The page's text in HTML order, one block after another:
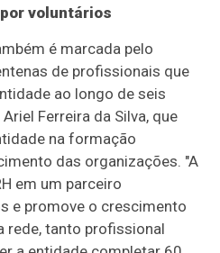
voluntários
é marcada pelo
de profissionais que
ao longo de seis
Ferreira da Silva, que
na formação
das organizações. "A
em um parceiro
e promove o crescimento
rede, tanto profissional